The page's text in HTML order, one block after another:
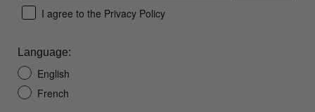
I agree to the Privacy Policy
Language:
English
French